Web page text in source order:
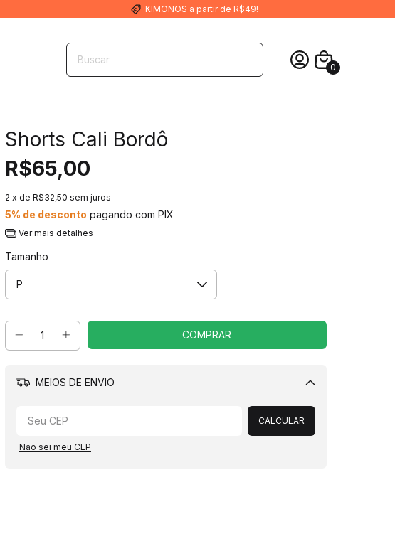
KIMONOS a partir de R$49!
0
Shorts Cali Bordô
R$65,00
2 x de R$32,50 sem juros
5% de desconto pagando com PIX
Ver mais detalhes
Tamanho
MEIOS DE ENVIO
Alterar CEP
CALCULAR
Não sei meu CEP